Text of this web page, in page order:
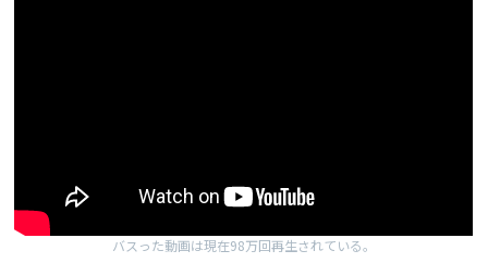
バスった動画は現在98万回再生されている。